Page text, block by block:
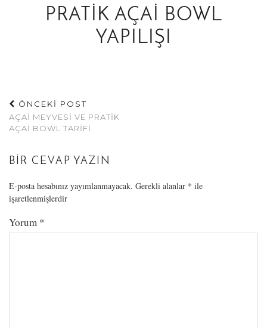
PRATIK AÇAI BOWL
YAPILIŞI
ÖNCEKİ POST
AÇAI MEYVESI VE PRATIK
AÇAI BOWL TARIFI
BIR CEVAP YAZIN
E-posta hesabınız yayımlanmayacak. Gerekli alanlar * ile
işaretlenmişlerdir
Yorum *